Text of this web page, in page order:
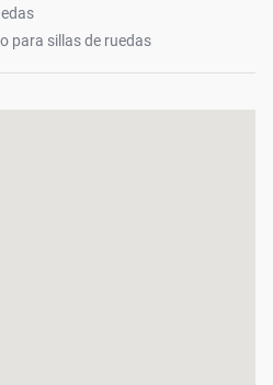
para sillas de ruedas